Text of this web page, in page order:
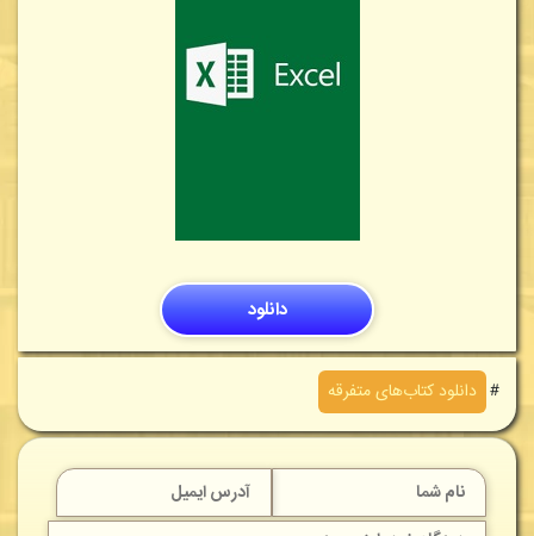
دانلود
＃ دانلود کتاب‌های متفرقه